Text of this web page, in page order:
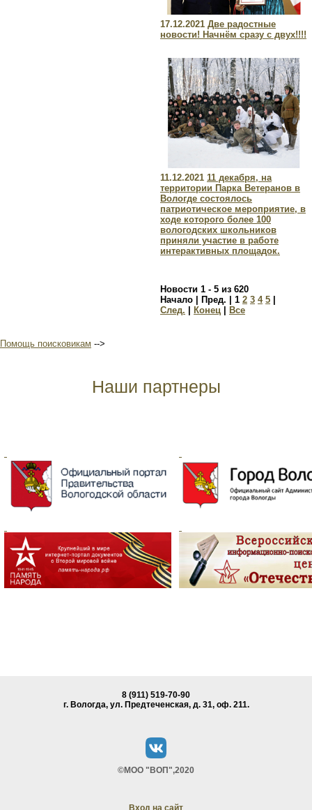
17.12.2021 Две радостные
новости! Начнём сразу с двух!!!!
11.12.2021 11 декабря, на
территории Парка Ветеранов в
Вологде состоялось
патриотическое мероприятие, в
ходе которого более 100
вологодских школьников
приняли участие в работе
интерактивных площадок.
Новости 1 - 5 из 620
Начало | Пред. | 1 2 3 4 5
След.
Конец Все
Помощь поисковикам -->
Наши партнеры
8 (911) 519-70-90
г. Вологда, ул. Предтеченская, д. 31, oф. 211.
©МОО "ВОП",2020